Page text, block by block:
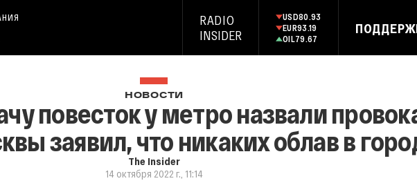
RADIO
INSIDER
USD80.93
EUR93.19
OIL79.67
НОВОСТИ
повесток у метро назвали
заявил, что никаких облав в
The Insider
14 октября 2022 г., 11:14